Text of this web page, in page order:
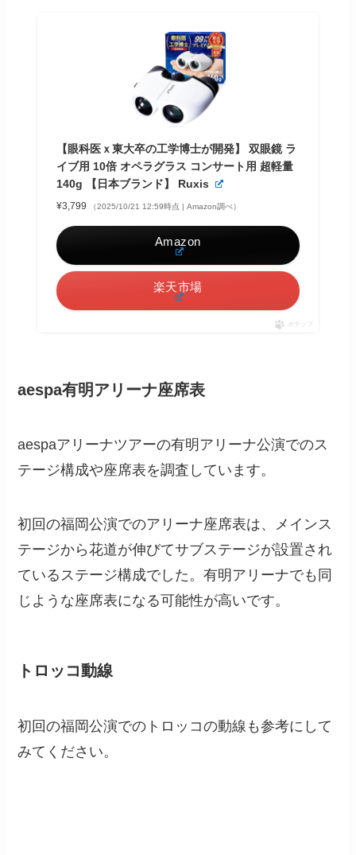
【眼科医ｘ東大卒の工学博士が開発】 双眼鏡 ラ
イブ用 10倍 オペラグラス コンサート用 超軽量
140g 【日本ブランド】 Ruxis
¥3,799 （2025/10/21 12:59時点 | Amazon調べ）
Amazon
楽天市場
ポチップ
aespa有明アリーナ座席表
aespaアリーナツアーの有明アリーナ公演でのス
テージ構成や座席表を調査しています。
初回の福岡公演でのアリーナ座席表は、メインス
テージから花道が伸びてサブステージが設置され
ているステージ構成でした。有明アリーナでも同
じような座席表になる可能性が高いです。
トロッコ動線
初回の福岡公演でのトロッコの動線も参考にして
みてください。